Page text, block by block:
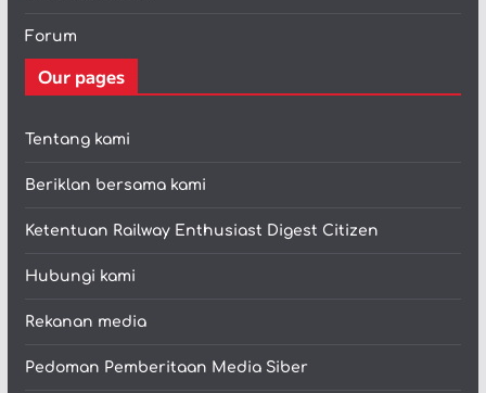
Forum
Our pages
Tentang kami
Beriklan bersama kami
Ketentuan Railway Enthusiast Digest Citizen
Hubungi kami
Rekanan media
Pedoman Pemberitaan Media Siber